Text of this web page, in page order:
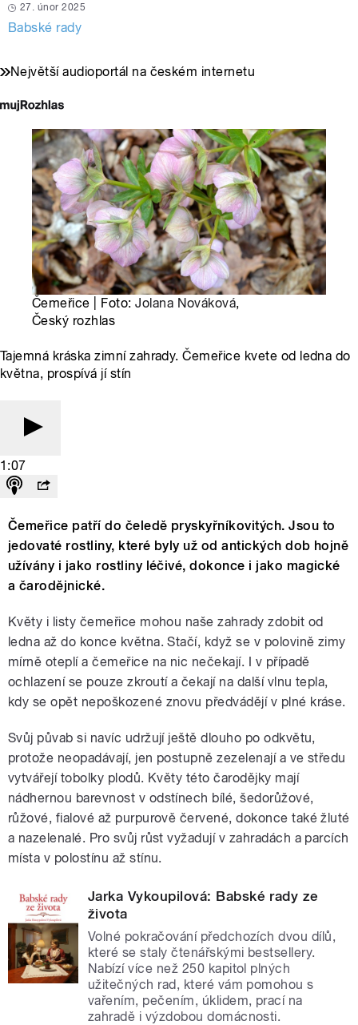
27. únor 2025
Babské rady
Největší audioportál na českém internetu
Čemeřice | Foto:Jolana Nováková,
Český rozhlas
Tajemná kráska zimní zahrady. Čemeřice kvete od ledna do
května, prospívá jí stín
1:07
Čemeřice patří do čeledě pryskyřníkovitých. Jsou to
jedovaté rostliny, které byly už od antických dob hojně
užívány i jako rostliny léčivé, dokonce i jako magické
a čarodějnické.
Květy i listy čemeřice mohou naše zahrady zdobit od
ledna až do konce května. Stačí, když se v polovině zimy
mírně oteplí a čemeřice na nic nečekají. I v případě
ochlazení se pouze zkroutí a čekají na další vlnu tepla,
kdy se opět nepoškozené znovu předvádějí v plné kráse.
Svůj půvab si navíc udržují ještě dlouho po odkvětu,
protože neopadávají, jen postupně zezelenají a ve středu
vytvářejí tobolky plodů. Květy této čarodějky mají
nádhernou barevnost v odstínech bílé, šedorůžové,
růžové, fialové až purpurově červené, dokonce také žluté
a nazelenalé. Pro svůj růst vyžadují v zahradách a parcích
místa v polostínu až stínu.
Jarka Vykoupilová: Babské rady ze
života
Volné pokračování předchozích dvou dílů,
které se staly čtenářskými bestsellery.
Nabízí více než 250 kapitol plných
užitečných rad, které vám pomohou s
vařením, pečením, úklidem, prací na
zahradě i výzdobou domácnosti.